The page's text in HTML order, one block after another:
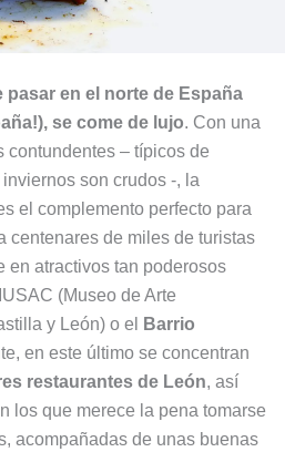
pasar en el norte de España
se come de lujo. Con una
contundentes – típicos de
son crudos -, la
el complemento perfecto para
centenares de miles de turistas
en atractivos tan poderosos
(Museo de Arte
y León) o el
Barrio
en este último se concentran
restaurantes de León, así
los que merece la pena tomarse
acompañadas de unas buenas